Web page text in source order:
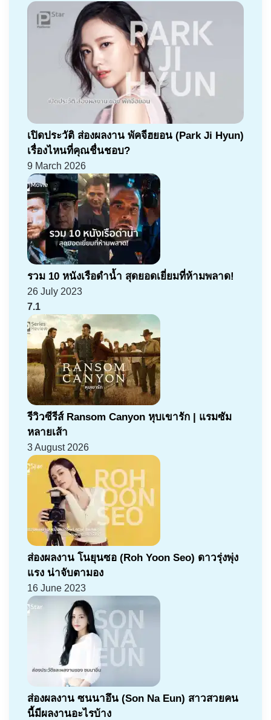
เปิดประวัติ ส่องผลงาน พัคจีฮยอน (Park Ji Hyun)
เรื่องไหนที่คุณชื่นชอบ?
9 March 2026
รวม 10 หนังเรือดำน้ำ สุดยอดเยี่ยมที่ห้ามพลาด!
26 July 2023
7.1
รีวิวซีรีส์ Ransom Canyon หุบเขารัก | แรมซัม
หลายเส้า
3 August 2026
ส่องผลงาน โนยุนซอ (Roh Yoon Seo) ดาวรุ่งพุ่ง
แรง น่าจับตามอง
16 June 2023
ส่องผลงาน ซนนาอึน (Son Na Eun) สาวสวยคน
นี้มีผลงานอะไรบ้าง